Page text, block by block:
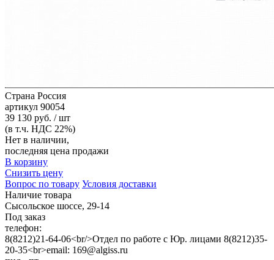
Страна Россия
артикул 90054
39 130 руб. / шт
(в т.ч. НДС 22%)
Нет в наличии,
последняя цена продажи
В корзину
Снизить цену
Вопрос по товару Условия доставки
Наличие товара
Сысольское шоссе, 29-14
Под заказ
телефон:
8(8212)21-64-06<br/>Отдел по работе с Юр. лицами 8(8212)35-
20-35<br>email: 169@algiss.ru